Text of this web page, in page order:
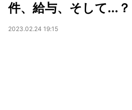
件、給与、そして...？
2023.02.24 19:15